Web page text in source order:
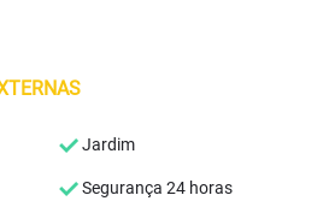
Jardim
Segurança 24 horas